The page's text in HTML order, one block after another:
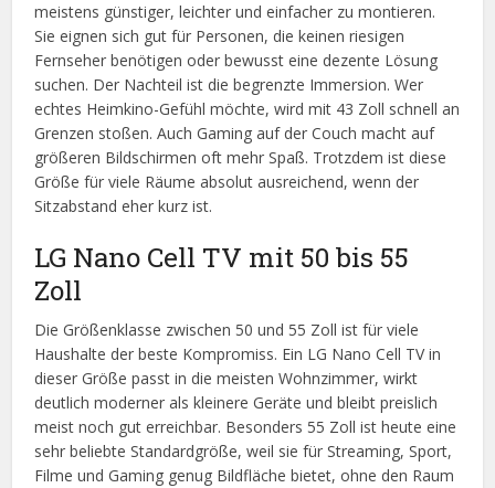
meistens günstiger, leichter und einfacher zu montieren.
Sie eignen sich gut für Personen, die keinen riesigen
Fernseher benötigen oder bewusst eine dezente Lösung
suchen. Der Nachteil ist die begrenzte Immersion. Wer
echtes Heimkino-Gefühl möchte, wird mit 43 Zoll schnell an
Grenzen stoßen. Auch Gaming auf der Couch macht auf
größeren Bildschirmen oft mehr Spaß. Trotzdem ist diese
Größe für viele Räume absolut ausreichend, wenn der
Sitzabstand eher kurz ist.
LG Nano Cell TV mit 50 bis 55
Zoll
Die Größenklasse zwischen 50 und 55 Zoll ist für viele
Haushalte der beste Kompromiss. Ein LG Nano Cell TV in
dieser Größe passt in die meisten Wohnzimmer, wirkt
deutlich moderner als kleinere Geräte und bleibt preislich
meist noch gut erreichbar. Besonders 55 Zoll ist heute eine
sehr beliebte Standardgröße, weil sie für Streaming, Sport,
Filme und Gaming genug Bildfläche bietet, ohne den Raum